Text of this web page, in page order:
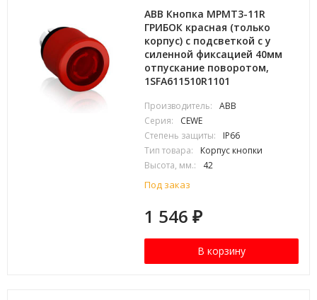
ABB Кнопка MPMT3-11R
ГРИБОК красная (только
корпус) с подсветкой с у
силенной фиксацией 40мм
отпускание поворотом,
1SFA611510R1101
Производитель:
ABB
Серия:
CEWE
Степень защиты:
IP66
Тип товара:
Корпус кнопки
Высота, мм.:
42
Под заказ
1 546₽
В корзину